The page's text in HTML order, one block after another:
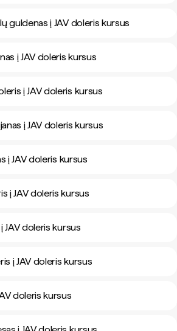
guldenas į JAV doleris kursus
į JAV doleris kursus
į JAV doleris kursus
į JAV doleris kursus
į JAV doleris kursus
į JAV doleris kursus
JAV doleris kursus
į JAV doleris kursus
doleris kursus